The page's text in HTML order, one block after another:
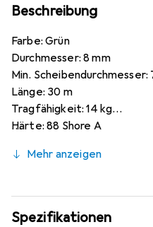
Beschreibung
Farbe: Grün
Durchmesser: 8 mm
Min. Scheibendurchmesser:
Länge: 30 m
Tragfähigkeit: 14 kg
Härte: 88 Shore A
Betriebstemperatur min: -
Mehr anzeigen
Spezifikationen